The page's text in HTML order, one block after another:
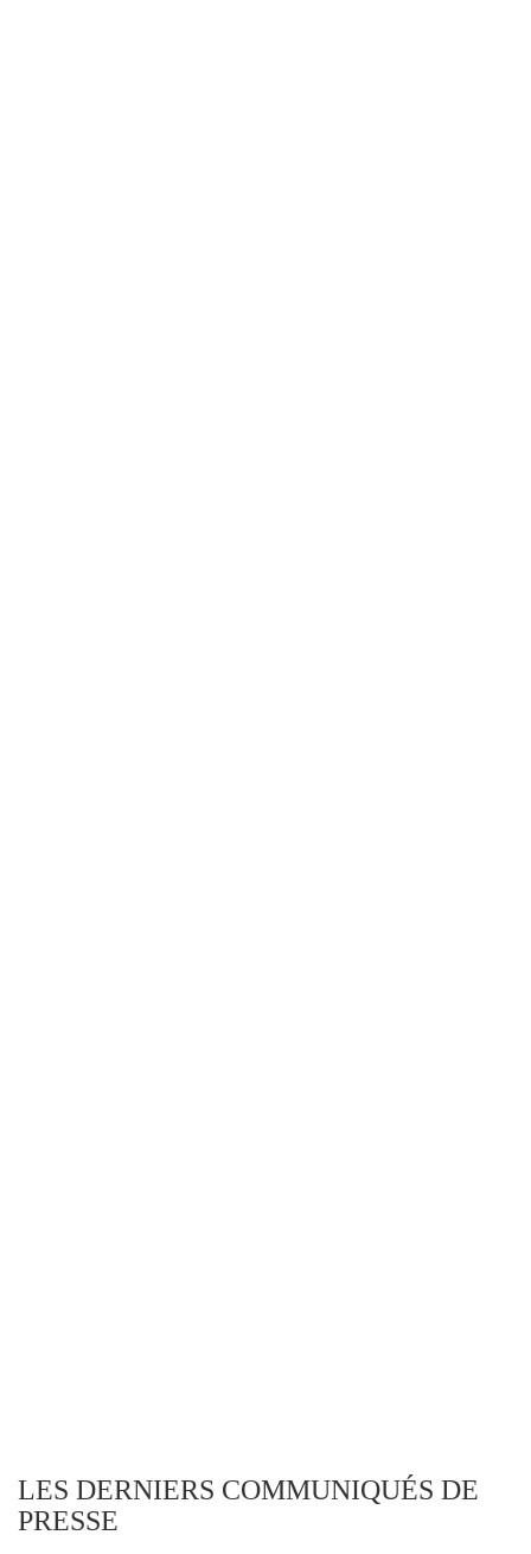
LES DERNIERS COMMUNIQUÉS DE
PRESSE